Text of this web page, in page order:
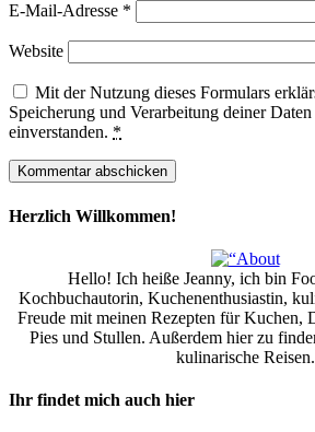
E-Mail-Adresse *
Website
Mit der Nutzung dieses Formulars
Speicherung und Verarbeitung deiner
einverstanden. *
Herzlich Willkommen!
Hello! Ich heiße Jeanny, ich bin
Kochbuchautorin, Kuchenenthusiastin,
Freude mit meinen Rezepten für Kuchen,
Pies und Stullen. Außerdem hier zu
kulinarische Reisen.
Ihr findet mich auch hier